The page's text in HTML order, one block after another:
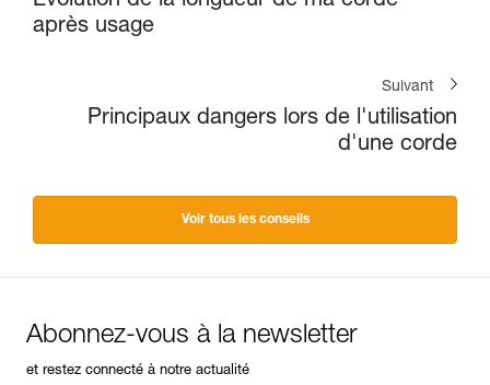
après usage
Suivant
Principaux dangers lors de l'utilisation
d'une corde
Voir tous les conseils
Abonnez-vous à la newsletter
et restez connecté à notre actualité